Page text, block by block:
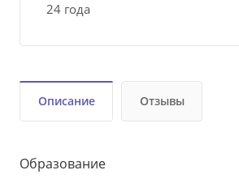
24 года
Описание Отзывы
Образование